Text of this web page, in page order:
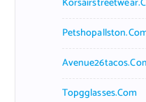
Topgglasses.com